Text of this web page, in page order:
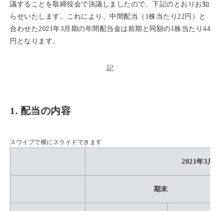
議することを取締役会で決議しましたので、下記のとおりお知
らせいたします。これにより、中間配当（1株当たり22円）と
合わせた2021年3月期の年間配当金は前期と同額の1株当たり44
円となります。
記
1. 配当の内容
スワイプで横にスライドできます
2021年3月
期末